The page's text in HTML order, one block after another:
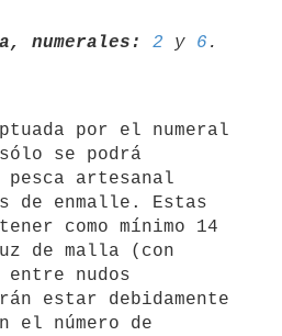
numerales: 2 y 6
se podrá
artesanal
de enmalle. Estas
como mínimo 14
de malla (con
nudos
estar debidamente
el número de